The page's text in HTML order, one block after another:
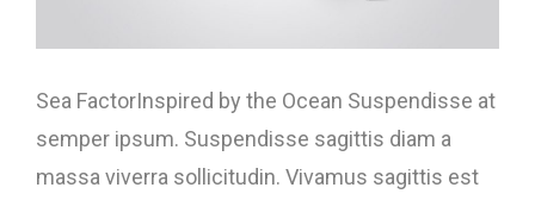
Sea FactorInspired by the Ocean Suspendisse at
semper ipsum. Suspendisse sagittis diam a
massa viverra sollicitudin. Vivamus sagittis est